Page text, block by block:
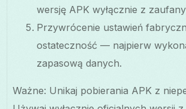
wersję APK wyłącznie z
Przywrócenie ustawień
ostateczność — najpierw
zapasową danych.
Ważne: Unikaj pobierania APK z